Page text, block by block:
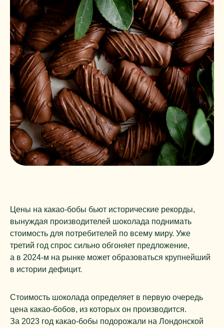
Цены на какао-бобы бьют исторические рекорды,
вынуждая производителей шоколада поднимать
стоимость для потребителей по всему миру. Уже
третий год спрос сильно обгоняет предложение,
а в 2024-м на рынке может образоваться крупнейший
в истории дефицит.
Стоимость шоколада определяет в первую очередь
цена какао-бобов, из которых он производится.
За 2023 год какао-бобы подорожали на Лондонской